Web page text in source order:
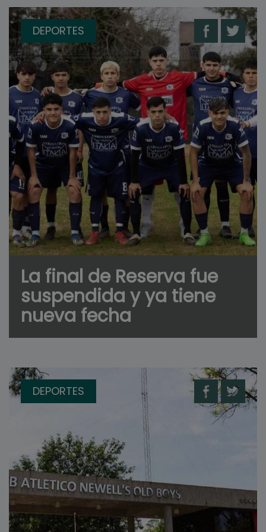
DEPORTES
La final de Reserva fue
suspendida y ya tiene
nueva fecha
DEPORTES